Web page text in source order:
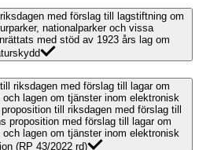
med förslag till lagstiftning om
nationalparker och vissa
med stöd av 1923 års lag om
riksdagen med förslag till lagar om
lagen om tjänster inom elektronisk
proposition med förslag till lagar om
lagen om tjänster inom elektronisk
(RP 43/2022 rd)